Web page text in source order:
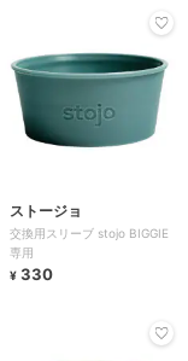
ストージョ
交換用スリーブ stojo BIGGIE
専用
¥ 330